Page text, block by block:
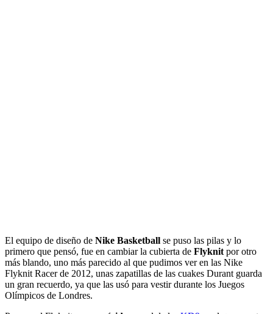
El equipo de diseño de Nike Basketball se puso las pilas y lo
primero que pensó, fue en cambiar la cubierta de Flyknit por otro
más blando, uno más parecido al que pudimos ver en las Nike
Flyknit Racer de 2012, unas zapatillas de las cuakes Durant guarda
un gran recuerdo, ya que las usó para vestir durante los Juegos
Olímpicos de Londres.